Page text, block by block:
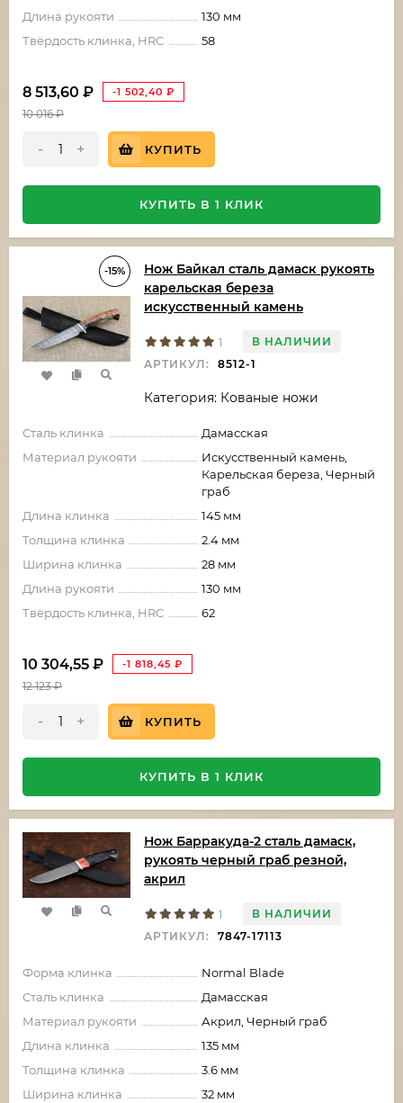
Длина рукояти
130 мм
Твёрдость клинка, HRC
58
8 513,60 ₽ -1 502,40 ₽
10 016₽
- + КУПИТЬ
КУПИТЬ В 1 КЛИК
-15%
Нож Байкал сталь дамаск рукоять
карельская береза
искусственный камень
1
В НАЛИЧИИ
АРТИКУЛ:
8512-1
Категория: Кованые ножи
Сталь клинка
Дамасская
Материал рукояти
Искусственный камень,
Карельская береза, Черный
граб
Длина клинка
145 мм
Толщина клинка
2.4 мм
Ширина клинка
28 мм
Длина рукояти
130 мм
Твёрдость клинка, HRC
62
10 304,55 ₽ -1 818,45 ₽
12 123₽
- + КУПИТЬ
КУПИТЬ В 1 КЛИК
Нож Барракуда-2 сталь дамаск,
рукоять черный граб резной,
акрил
1
В НАЛИЧИИ
АРТИКУЛ:
7847-17113
Форма клинка
Normal Blade
Сталь клинка
Дамасская
Материал рукояти
Акрил, Черный граб
Длина клинка
135 мм
Толщина клинка
3.6 мм
Ширина клинка
32 мм